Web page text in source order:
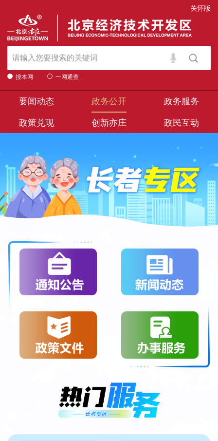
关怀版
搜本网 一网通查
要闻动态 政务公开 政务服务
政策兑现 创新亦庄 政民互动